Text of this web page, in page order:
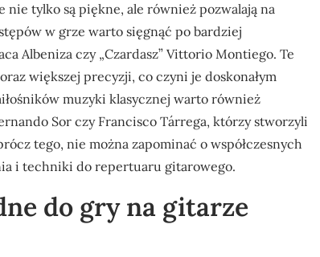
nie tylko są piękne, ale również pozwalają na
w grze warto sięgnąć po bardziej
Albeniza czy „Czardasz” Vittorio Montiego. Te
większej precyzji, co czyni je doskonałym
muzyki klasycznej warto również
Sor czy Francisco Tárrega, którzy stworzyli
tego, nie można zapominać o współczesnych
i techniki do repertuaru gitarowego.
do gry na gitarze